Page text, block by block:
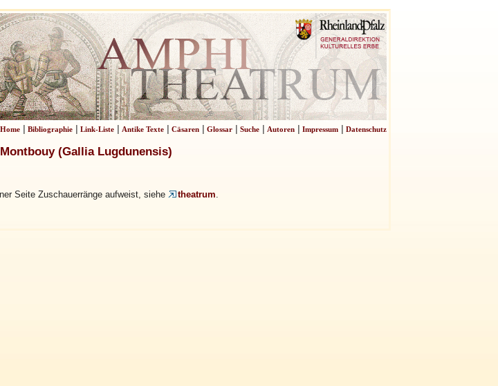
Home| Bibliographie| Link-Liste| Antike Texte| Cäsaren| Glossar| Suche| Autoren| Impressum| Datenschutz
(Gallia Lugdunensis)
Seite Zuschauerränge aufweist, siehe theatrum